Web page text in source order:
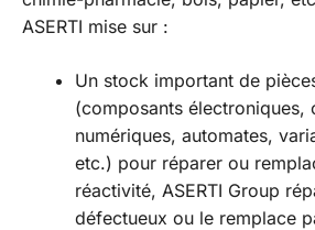
ASERTI mise sur :
Un stock important de
(composants électroniques,
numériques, automates,
etc.) pour réparer ou
réactivité, ASERTI Group
défectueux ou le remplace